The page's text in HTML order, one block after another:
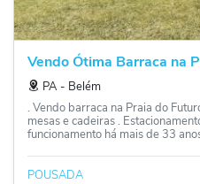
Vendo Ótima Barraca na
PA ‐ Belém
. Vendo barraca na Praia do
mesas e cadeiras .
funcionamento há mais de 33
POUSADA